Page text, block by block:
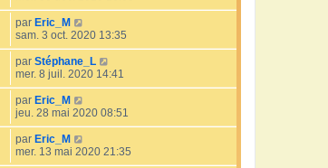
par Eric_M
sam. 3 oct. 2020 13:35
par Stéphane_L
mer. 8 juil. 2020 14:41
par Eric_M
jeu. 28 mai 2020 08:51
par Eric_M
mer. 13 mai 2020 21:35